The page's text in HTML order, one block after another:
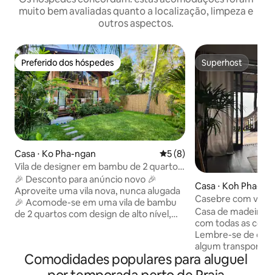
muito bem avaliadas quanto a localização, limpeza e
outros aspectos.
Preferido dos hóspedes
Preferido dos hóspedes
Casa ⋅ Ko Pha-ngan 5 de uma avaliação média
5 (8)
Vila de designer em bambu de 2 quartos
com piscina compartilhada
🎉 Desconto para anúncio novo 🎉
Aproveite uma vila nova, nunca alugada
🎉 Acomode-se em uma vila de bambu
de 2 quartos com design de alto nível,
dois banheiros, cozinha completa e uma
ampla sala de estar/jantar são ideais para
Superhost
Superhost
Casa ⋅ Koh Pha-
Casebre com
Casa de madeira
com todas as
Lembre-se de
algum transporte
arredores ou chegar
privativo e
Comodidades populares para aluguel